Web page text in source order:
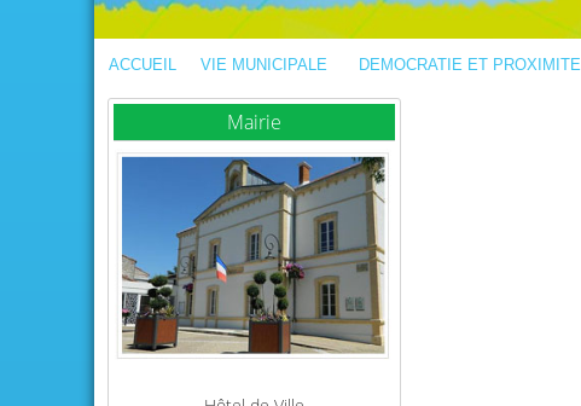
ACCUEIL VIE MUNICIPALE DEMOCRATIE ET PROXIMITE
Mairie